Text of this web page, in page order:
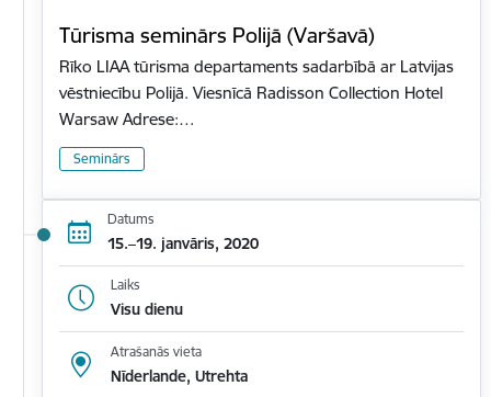
Tūrisma seminārs Polijā (Varšavā)
Rīko LIAA tūrisma departaments sadarbībā ar Latvijas
vēstniecību Polijā. Viesnīcā Radisson Collection Hotel
Warsaw Adrese:…
Seminārs
Datums
15.–19. janvāris, 2020
Laiks
Visu dienu
Atrašanās vieta
Nīderlande, Utrehta